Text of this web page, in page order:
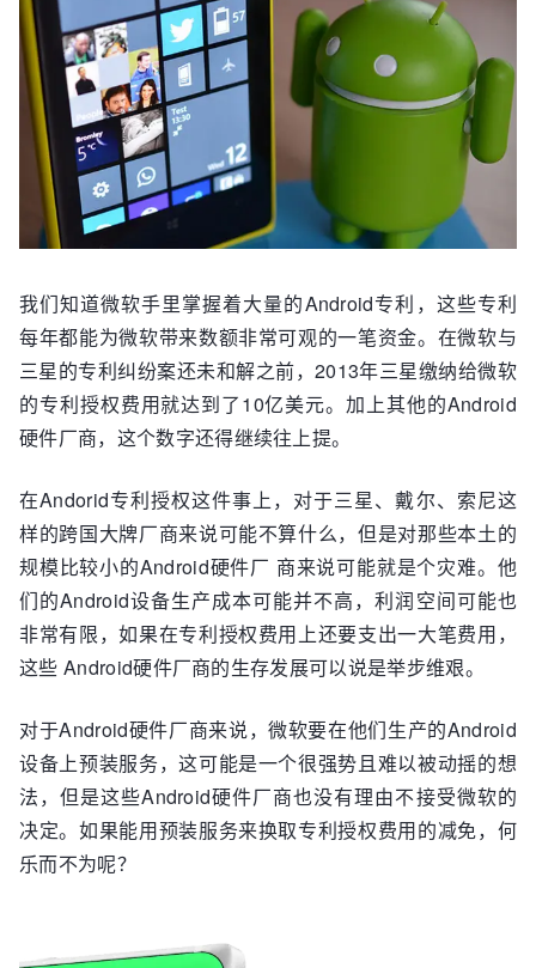
我们知道微软手里掌握着大量的Android专利，这些专利
每年都能为微软带来数额非常可观的一笔资金。在微软与
三星的专利纠纷案还未和解之前，2013年三星缴纳给微软
的专利授权费用就达到了10亿美元。加上其他的Android
硬件厂商，这个数字还得继续往上提。
在Andorid专利授权这件事上，对于三星、戴尔、索尼这
样的跨国大牌厂商来说可能不算什么，但是对那些本土的
规模比较小的Android硬件厂 商来说可能就是个灾难。他
们的Android设备生产成本可能并不高，利润空间可能也
非常有限，如果在专利授权费用上还要支出一大笔费用，
这些 Android硬件厂商的生存发展可以说是举步维艰。
对于Android硬件厂商来说，微软要在他们生产的Android
设备上预装服务，这可能是一个很强势且难以被动摇的想
法，但是这些Android硬件厂商也没有理由不接受微软的
决定。如果能用预装服务来换取专利授权费用的减免，何
乐而不为呢？